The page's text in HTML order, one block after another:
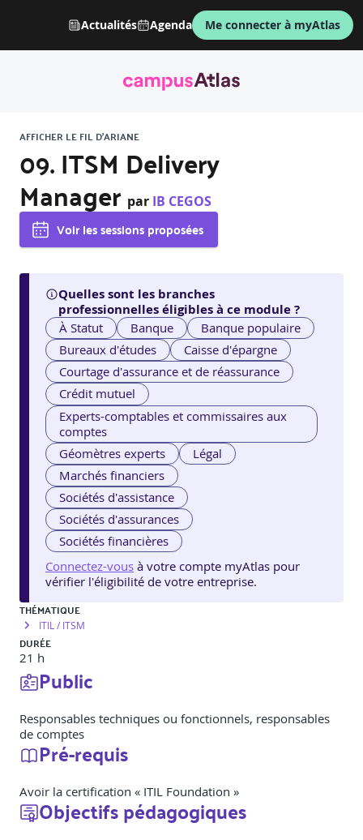
Actualités Agenda Me connecter à myAtlas
AFFICHER LE FIL D'ARIANE
09. ITSM Delivery
Manager par IB CEGOS
Voir les sessions proposées
Quelles sont les branches
professionnelles éligibles à ce module ?
À Statut Banque
Banque populaire
Bureaux d'études
Caisse d'épargne
Courtage d'assurance et de réassurance
Crédit mutuel
Experts-comptables et commissaires aux
comptes
Géomètres experts
Légal
Marchés financiers
Sociétés d'assistance
Sociétés d'assurances
Sociétés financières
Connectez-vous à votre compte myAtlas pour
vérifier l'éligibilité de votre entreprise.
THÉMATIQUE
ITIL / ITSM
DURÉE
21 h
Public
Responsables techniques ou fonctionnels, responsables
de comptes
Pré-requis
Avoir la certification « ITIL Foundation »
Objectifs pédagogiques